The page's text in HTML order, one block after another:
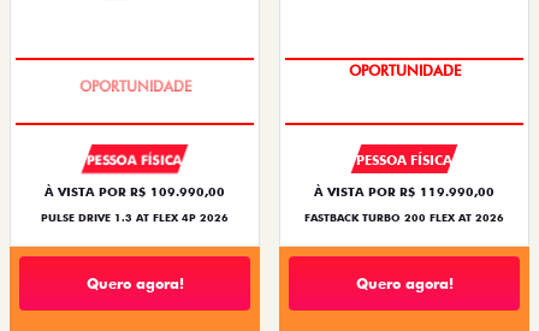
PESSOA FÍSICA
À VISTA POR R$ 109.990,00
PULSE DRIVE 1.3 AT FLEX 4P 2026
Quero agora!
OPORTUNIDADE
PESSOA FÍSICA
À VISTA POR R$ 119.990,00
FASTBACK TURBO 200 FLEX AT 2026
Quero agora!